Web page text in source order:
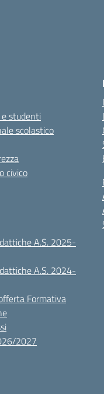
studenti
scolastico
civico
A.S. 2025-
A.S. 2024-
Formativa
2027